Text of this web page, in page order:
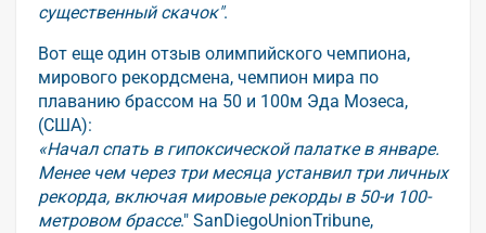
существенный скачок".
Вот еще один отзыв олимпийского чемпиона,
мирового рекордсмена, чемпион мира по
плаванию брассом на 50 и 100м Эда Мозеса,
(США):
«Начал спать в гипоксической палатке в январе.
Менее чем через три месяца устанвил три личных
рекорда, включая мировые рекорды в 50-и 100-
метровом брассе." SanDiegoUnionTribune,